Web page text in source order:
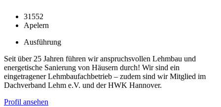
31552
Apelern
Ausführung
Seit über 25 Jahren führen wir anspruchsvollen Lehmbau und
energetische Sanierung von Häusern durch! Wir sind ein
eingetragener Lehmbaufachbetrieb – zudem sind wir Mitglied im
Dachverband Lehm e.V. und der HWK Hannover.
Profil ansehen